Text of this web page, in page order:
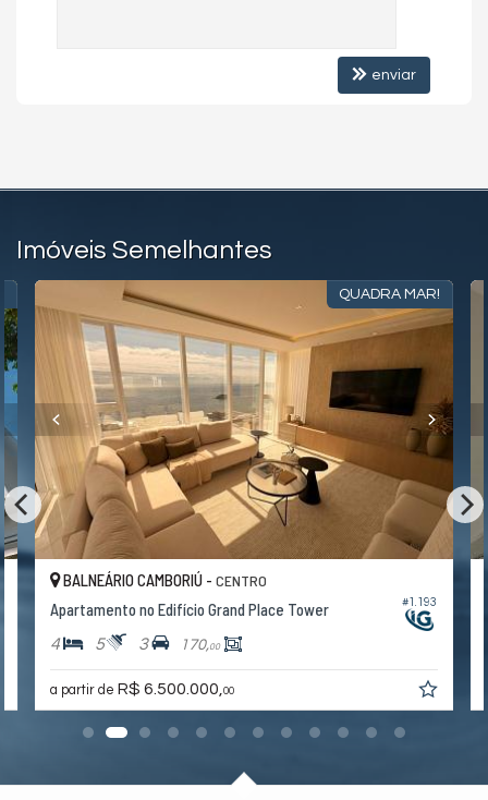
Os valores estão sujeitos a alteração sem aviso prévio.
enviar
Imóveis Semelhantes
QUADRA MAR!
#1.193
BALNEÁRIO CAMBORIÚ -CENTRO
Apartamento no Edifício Grand Place Tower
4 5 3 170,00
a partir de R$ 6.500.000,00